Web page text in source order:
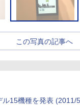
この写真の記事へ
15機種を発表 (2011/